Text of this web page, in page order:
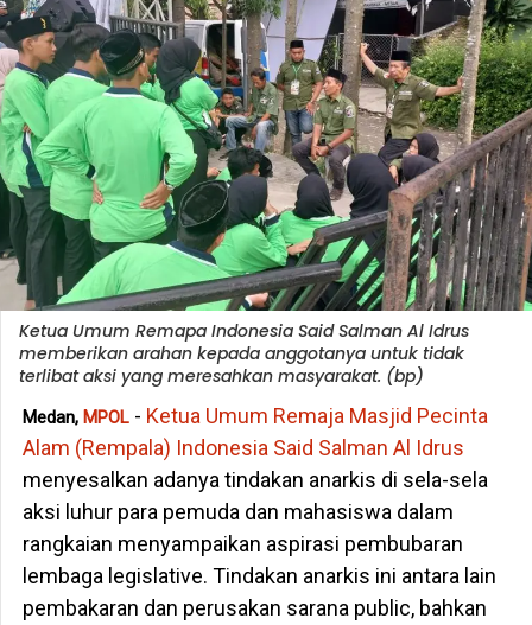
Ketua Umum Remapa Indonesia Said Salman Al Idrus
memberikan arahan kepada anggotanya untuk tidak
terlibat aksi yang meresahkan masyarakat. (bp)
Medan, MPOL- Ketua Umum Remaja Masjid Pecinta
Alam (Rempala) Indonesia Said Salman Al Idrus
menyesalkan adanya tindakan anarkis di sela-sela
aksi luhur para pemuda dan mahasiswa dalam
rangkaian menyampaikan aspirasi pembubaran
lembaga legislative. Tindakan anarkis ini antara lain
pembakaran dan perusakan sarana public, bahkan